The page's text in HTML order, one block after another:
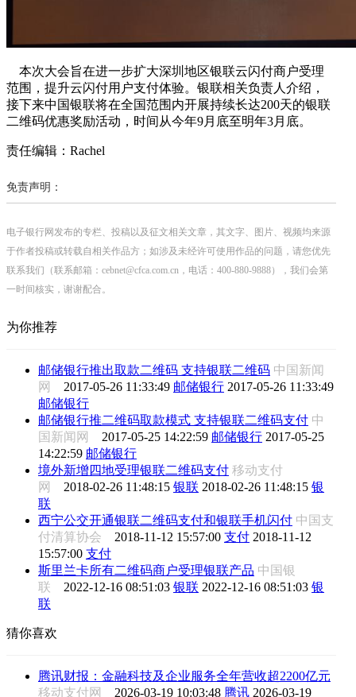
本次大会旨在进一步扩大深圳地区银联云闪付商户受理
范围，提升云闪付用户支付体验。银联相关负责人介绍，
接下来中国银联将在全国范围内开展持续长达200天的银联
二维码优惠奖励活动，时间从今年9月底至明年3月底。
责任编辑：Rachel
免责声明：
电子银行网发布的专栏、投稿以及征文相关文章，其文字、图片、视频均来源
于作者投稿或转载自相关作品方；如涉及未经许可使用作品的问题，请您优先
联系我们（联系邮箱：cebnet@cfca.com.cn，电话：400-880-9888），我们会第
一时间核实，谢谢配合。
为你推荐
邮储银行推出取款二维码 支持银联二维码 中国新闻
网 2017-05-26 11:33:49 邮储银行 2017-05-26 11:33:49
邮储银行
邮储银行推二维码取款模式 支持银联二维码支付 中
国新闻网 2017-05-25 14:22:59 邮储银行 2017-05-25
14:22:59 邮储银行
境外新增四地受理银联二维码支付 移动支付
网 2018-02-26 11:48:15 银联 2018-02-26 11:48:15 银
联
西宁公交开通银联二维码支付和银联手机闪付 中国支
付清算协会 2018-11-12 15:57:00 支付 2018-11-12
15:57:00 支付
斯里兰卡所有二维码商户受理银联产品 中国银
联 2022-12-16 08:51:03 银联 2022-12-16 08:51:03 银
联
猜你喜欢
腾讯财报：金融科技及企业服务全年营收超2200亿元
移动支付网 2026-03-19 10:03:48 腾讯 2026-03-19